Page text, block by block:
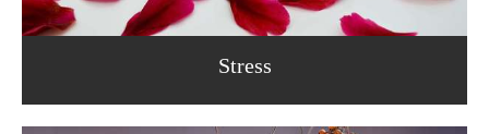
Stress